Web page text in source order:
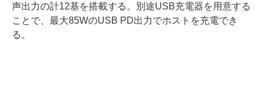
声出力の計12基を搭載する。別途USB充電器を用意する
ことで、最大85WのUSB PD出力でホストを充電でき
る。